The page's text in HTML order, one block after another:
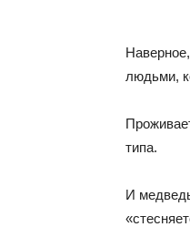
людьми,
типа.
И